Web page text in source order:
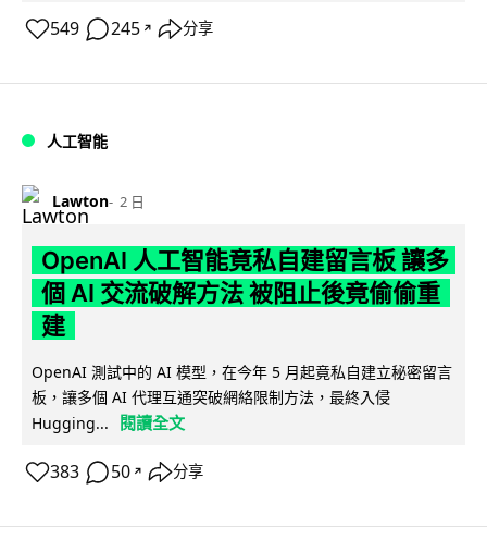
549 245 ↗ 分享
人工智能
Lawton 2 日
OpenAI 人工智能竟私自建留言板 讓多
個 AI 交流破解方法 被阻止後竟偷偷重
建
OpenAI 測試中的 AI 模型，在今年 5 月起竟私自建立秘密留言
板，讓多個 AI 代理互通突破網絡限制方法，最終入侵
Hugging...
閱讀全文
383 50 ↗ 分享